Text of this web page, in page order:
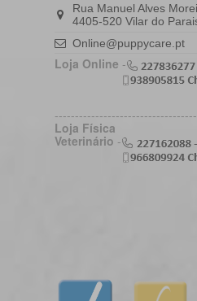
Rua Manuel Alves
4405-520 Vilar do
Online@puppycare.pt
Loja Online -
Loja Física
Veterinário -